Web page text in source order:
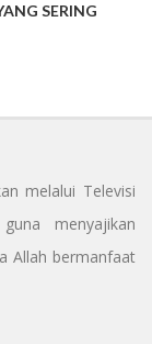
SERING
melalui Televisi
menyajikan
Allah bermanfaat